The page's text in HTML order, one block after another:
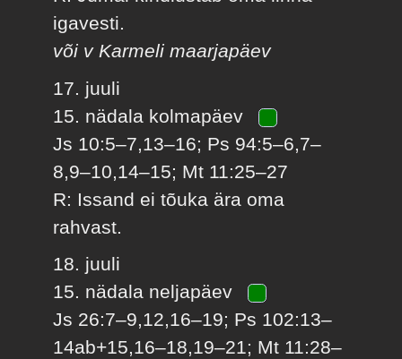
igavesti.
või v Karmeli maarjapäev
17. juuli
15. nädala kolmapäev
Js 10:5–7,13–16; Ps 94:5–6,7–
8,9–10,14–15; Mt 11:25–27
R: Issand ei tõuka ära oma
rahvast.
18. juuli
15. nädala neljapäev
Js 26:7–9,12,16–19; Ps 102:13–
14ab+15,16–18,19–21; Mt 11:28–